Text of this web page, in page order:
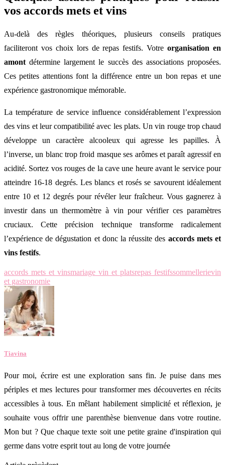
vos accords mets et vins
Au-delà des règles théoriques, plusieurs conseils pratiques
faciliteront vos choix lors de repas festifs. Votreorganisation en
amontdétermine largement le succès des associations proposées.
Ces petites attentions font la différence entre un bon repas et une
expérience gastronomique mémorable.
La température de service influence considérablement l’expression
des vins et leur compatibilité avec les plats. Un vin rouge trop chaud
développe un caractère alcooleux qui agresse les papilles. À
l’inverse, un blanc trop froid masque ses arômes et paraît agressif en
acidité. Sortez vos rouges de la cave une heure avant le service pour
atteindre 16-18 degrés. Les blancs et rosés se savourent idéalement
entre 10 et 12 degrés pour révéler leur fraîcheur. Vous gagnerez à
investir dans un thermomètre à vin pour vérifier ces paramètres
cruciaux. Cette précision technique transforme radicalement
l’expérience de dégustation et donc la réussite des accords mets et
vins festifs.
accords mets et vinsmariage vin et platsrepas festifssommellerievin
et gastronomie
Tiavina
Pour moi, écrire est une exploration sans fin. Je puise dans mes
périples et mes lectures pour transformer mes découvertes en récits
accessibles à tous. En mêlant habilement simplicité et réflexion, je
souhaite vous offrir une parenthèse bienvenue dans votre routine.
Mon but ? Que chaque texte soit une petite graine d'inspiration qui
germe dans votre esprit tout au long de votre journée